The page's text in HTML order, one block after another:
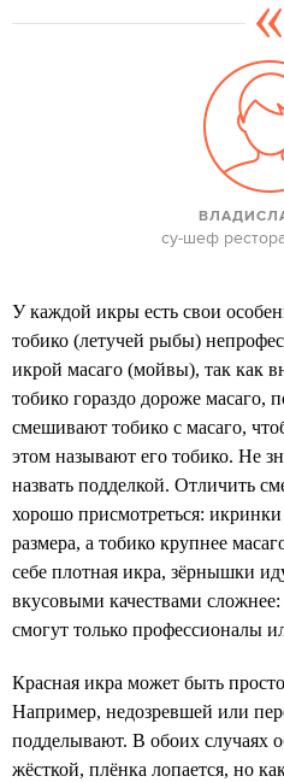
су-шеф
У каждой икры есть свои
тобико (летучей рыбы)
икрой масаго (мойвы), так как
тобико гораздо дороже масаго,
смешивают тобико с масаго,
этом называют его тобико. Не
назвать подделкой. Отличить
хорошо присмотреться:
размера, а тобико крупнее
себе плотная икра, зёрнышки
вкусовыми качествами
смогут только профессионалы
Красная икра может быть
Например, недозревшей или
подделывают. В обоих случаях
жёсткой, плёнка лопается, но